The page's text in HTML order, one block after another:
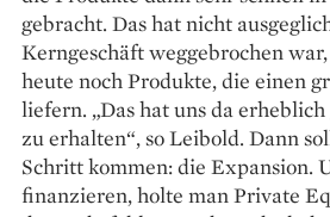
gebracht. Das hat nicht
Kerngeschäft weggebrochen
heute noch Produkte, die einen
liefern. „Das hat uns da
zu erhalten“, so Leibold. Dann
Schritt kommen: die Expansion.
finanzieren, holte man Private